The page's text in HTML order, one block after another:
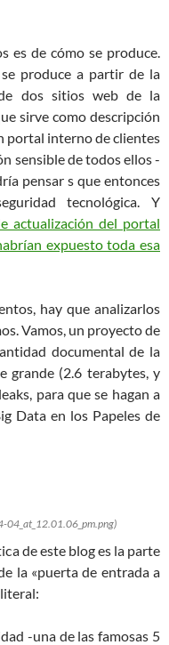
es de cómo se produce.
produce a partir de la
dos sitios web de la
sirve como descripción
portal interno de clientes
sensible de todos ellos -
pensar s que entonces
tecnológica. Y
actualización del portal
expuesto toda esa
hay que analizarlos
Vamos, un proyecto de
documental de la
grande (2.6 terabytes, y
para que se hagan a
Data en los Papeles de
de este blog es la parte
la «puerta de entrada a
-una de las famosas 5